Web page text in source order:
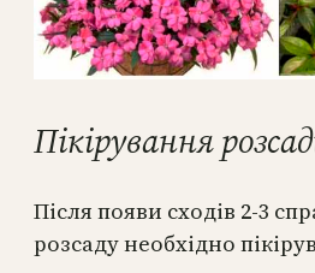
Пікірування
Після появи сходів 2-3
розсаду необхідно